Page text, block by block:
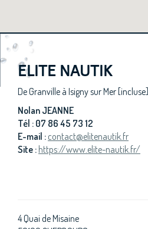
ELITE NAUTIK
De Granville à Isigny sur Mer [incluse]
Nolan JEANNE
Tél : 07 86 45 73 12
E-mail : contact@elitenautik.fr
Site : https://www.elite-nautik.fr/
4 Quai de Misaine